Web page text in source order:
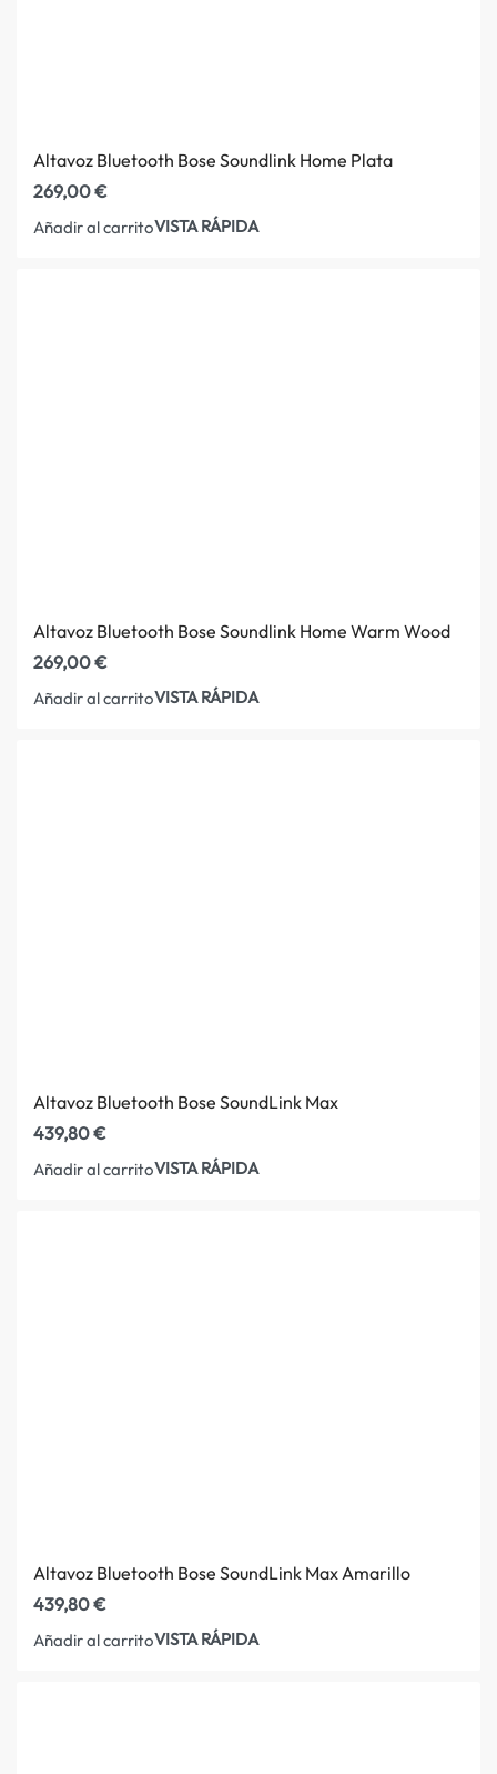
Altavoz Bluetooth Bose Soundlink Home Plata
269,00€
Añadir al carritoVISTA RÁPIDA
Altavoz Bluetooth Bose Soundlink Home Warm Wood
269,00€
Añadir al carritoVISTA RÁPIDA
Altavoz Bluetooth Bose SoundLink Max
439,80€
Añadir al carritoVISTA RÁPIDA
Altavoz Bluetooth Bose SoundLink Max Amarillo
439,80€
Añadir al carritoVISTA RÁPIDA